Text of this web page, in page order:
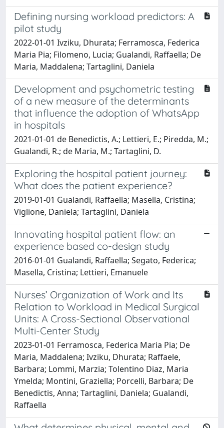
Defining nursing workload predictors: A
pilot study
2022-01-01 Ivziku, Dhurata; Ferramosca, Federica
Maria Pia; Filomeno, Lucia; Gualandi, Raffaella; De
Maria, Maddalena; Tartaglini, Daniela
Development and psychometric testing
of a new measure of the determinants
that influence the adoption of WhatsApp
in hospitals
2021-01-01 de Benedictis, A.; Lettieri, E.; Piredda, M.;
Gualandi, R.; de Maria, M.; Tartaglini, D.
Exploring the hospital patient journey:
What does the patient experience?
2019-01-01 Gualandi, Raffaella; Masella, Cristina;
Viglione, Daniela; Tartaglini, Daniela
Innovating hospital patient flow: an
experience based co-design study
2016-01-01 Gualandi, Raffaella; Segato, Federica;
Masella, Cristina; Lettieri, Emanuele
Nurses’ Organization of Work and Its
Relation to Workload in Medical Surgical
Units: A Cross-Sectional Observational
Multi-Center Study
2023-01-01 Ferramosca, Federica Maria Pia; De
Maria, Maddalena; Ivziku, Dhurata; Raffaele,
Barbara; Lommi, Marzia; Tolentino Diaz, Maria
Ymelda; Montini, Graziella; Porcelli, Barbara; De
Benedictis, Anna; Tartaglini, Daniela; Gualandi,
Raffaella